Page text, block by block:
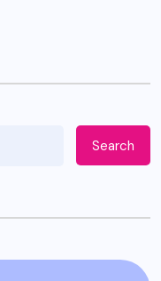
Search